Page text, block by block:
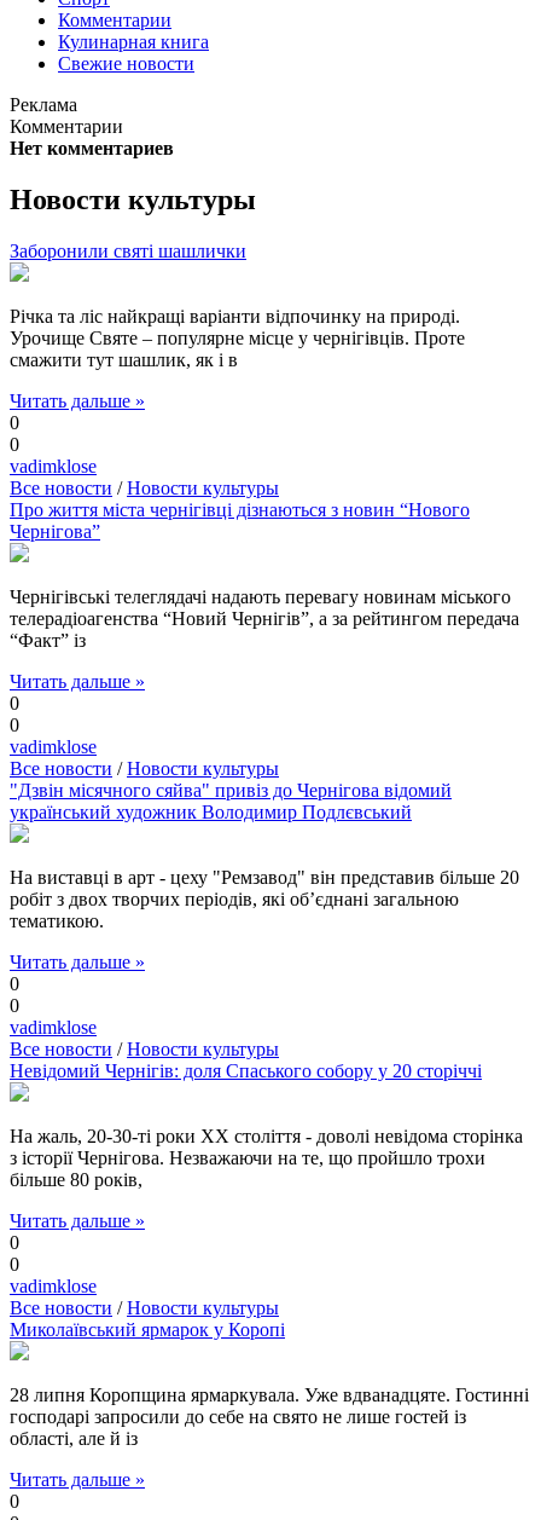
Комментарии
Кулинарная книга
Свежие новости
Реклама
Комментарии
Нет комментариев
Новости культуры
Заборонили святі шашлички
Річка та ліс найкращі варіанти відпочинку на природі.
Урочище Святе – популярне місце у чернігівців. Проте
смажити тут шашлик, як і в
Читать дальше »
0
0
vadimklose
Все новости /Новости культуры
Про життя міста чернігівці дізнаються з новин “Нового
Чернігова”
Чернігівські телеглядачі надають перевагу новинам міського
телерадіоагенства “Новий Чернігів”, а за рейтингом передача
“Факт” із
Читать дальше »
0
0
vadimklose
Все новости /Новости культуры
"Дзвін місячного сяйва" привіз до Чернігова відомий
український художник Володимир Подлєвський
На виставці в арт - цеху "Ремзавод" він представив більше 20
робіт з двох творчих періодів, які об’єднані загальною
тематикою.
Читать дальше »
0
0
vadimklose
Все новости /Новости культуры
Невідомий Чернігів: доля Спаського собору у 20 сторіччі
На жаль, 20-30-ті роки XX століття - доволі невідома сторінка
з історії Чернігова. Незважаючи на те, що пройшло трохи
більше 80 років,
Читать дальше »
0
0
vadimklose
Все новости /Новости культуры
Миколаївський ярмарок у Коропі
28 липня Коропщина ярмаркувала. Уже вдванадцяте. Гостинні
господарі запросили до себе на свято не лише гостей із
області, але й із
Читать дальше »
0